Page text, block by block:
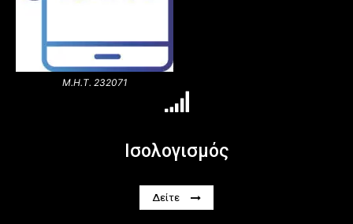
Μ.Η.Τ. 232071
Ισολογισμός
Δείτε